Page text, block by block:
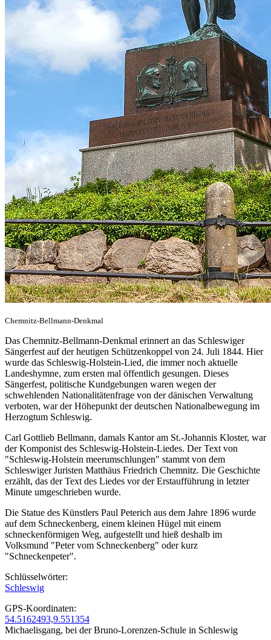
Chemnitz-Bellmann-Denkmal
Das Chemnitz-Bellmann-Denkmal erinnert an das Schleswiger
Sängerfest auf der heutigen Schützenkoppel von 24. Juli 1844. Hier
wurde das Schleswig-Holstein-Lied, die immer noch aktuelle
Landeshymne, zum ersten mal öffentlich gesungen. Dieses
Sängerfest, politische Kundgebungen waren wegen der
schwehlenden Nationalitätenfrage von der dänischen Verwaltung
verboten, war der Höhepunkt der deutschen Nationalbewegung im
Herzogtum Schleswig.
Carl Gottlieb Bellmann, damals Kantor am St.-Johannis Kloster, war
der Komponist des Schleswig-Holstein-Liedes. Der Text von
"Schleswig-Holstein meerumschlungen" stammt von dem
Schleswiger Juristen Matthäus Friedrich Chemnitz. Die Geschichte
erzählt, das der Text des Liedes vor der Erstaufführung in letzter
Minute umgeschrieben wurde.
Die Statue des Künstlers Paul Peterich aus dem Jahre 1896 wurde
auf dem Schneckenberg, einem kleinen Hügel mit einem
schneckenförmigen Weg, aufgestellt und hieß deshalb im
Volksmund "Peter vom Schneckenberg" oder kurz
"Schneckenpeter".
Schlüsselwörter:
Schleswig
GPS-Koordinaten:
54.5162493,9.551354
Michaelisgang, bei der Bruno-Lorenzen-Schule in Schleswig